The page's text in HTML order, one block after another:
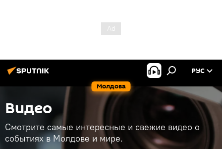
Молдова
РУС
Видео
Смотрите самые интересные и свежие видео о
событиях в Молдове и мире.